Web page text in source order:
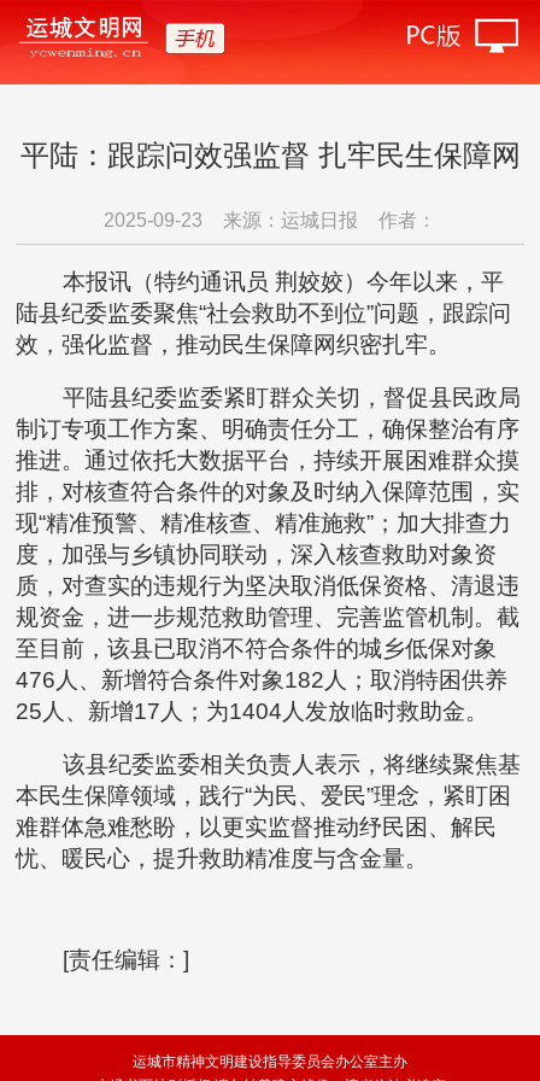
平陆：跟踪问效强监督 扎牢民生保障网
2025-09-23 来源：运城日报 作者：
本报讯（特约通讯员 荆姣姣）今年以来，平
陆县纪委监委聚焦“社会救助不到位”问题，跟踪问
效，强化监督，推动民生保障网织密扎牢。
平陆县纪委监委紧盯群众关切，督促县民政局
制订专项工作方案、明确责任分工，确保整治有序
推进。通过依托大数据平台，持续开展困难群众摸
排，对核查符合条件的对象及时纳入保障范围，实
现“精准预警、精准核查、精准施救”；加大排查力
度，加强与乡镇协同联动，深入核查救助对象资
质，对查实的违规行为坚决取消低保资格、清退违
规资金，进一步规范救助管理、完善监管机制。截
至目前，该县已取消不符合条件的城乡低保对象
476人、新增符合条件对象182人；取消特困供养
25人、新增17人；为1404人发放临时救助金。
该县纪委监委相关负责人表示，将继续聚焦基
本民生保障领域，践行“为民、爱民”理念，紧盯困
难群体急难愁盼，以更实监督推动纾民困、解民
忧、暖民心，提升救助精准度与含金量。
[责任编辑：]
运城市精神文明建设指导委员会办公室主办